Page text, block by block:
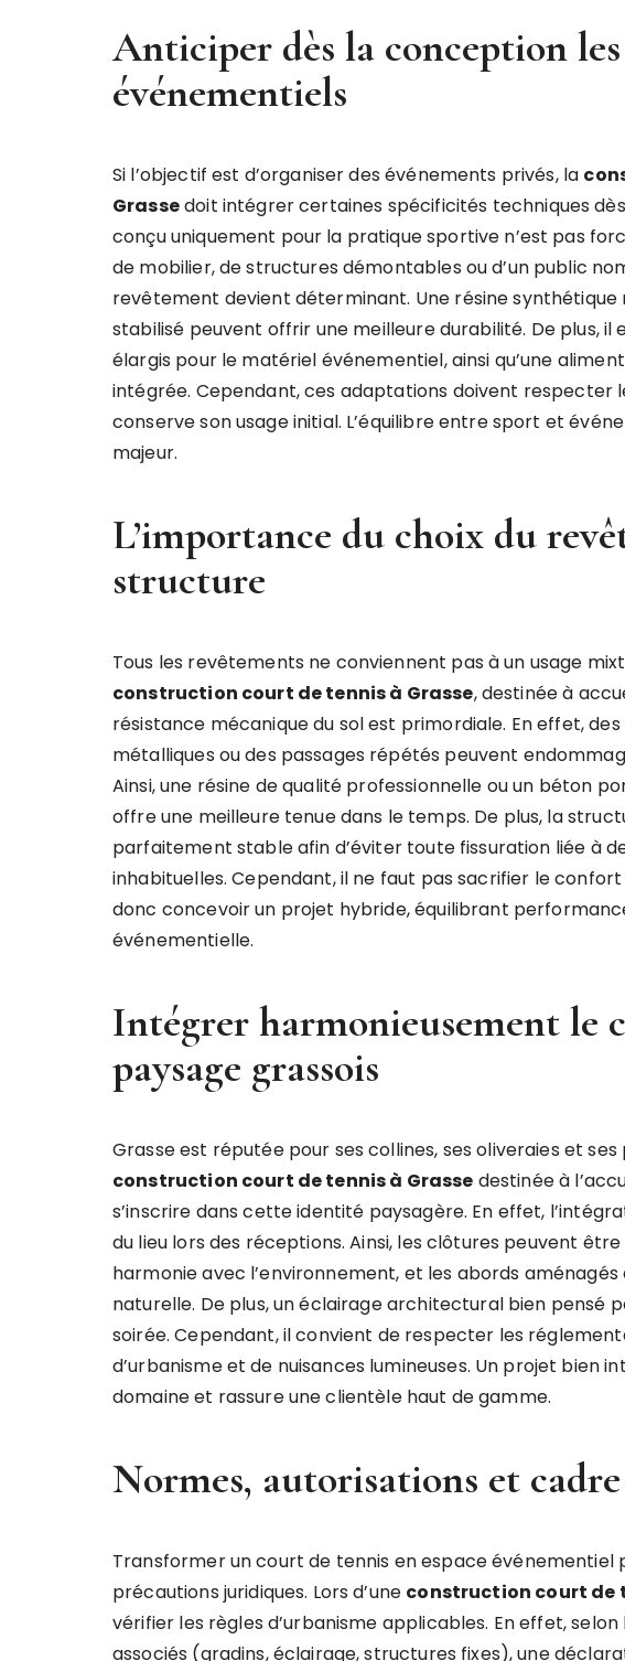
Anticiper dès la conception les
événementiels
Si l’objectif est d’organiser des événements privés, la
Grassedoit intégrer certaines spécificités techniques dès
conçu uniquement pour la pratique sportive n’est pas
de mobilier, de structures démontables ou d’un public
revêtement devient déterminant. Une résine
stabilisé peuvent offrir une meilleure durabilité. De plus, il
élargis pour le matériel événementiel, ainsi qu’une
intégrée. Cependant, ces adaptations doivent respecter
conserve son usage initial. L’équilibre entre sport et
majeur.
L’importance du choix du
structure
Tous les revêtements ne conviennent pas à un usage
construction court de tennis à Grasse, destinée à
résistance mécanique du sol est primordiale. En effet,
métalliques ou des passages répétés peuvent
Ainsi, une résine de qualité professionnelle ou un béton
offre une meilleure tenue dans le temps. De plus, la
parfaitement stable afin d’éviter toute fissuration liée à
inhabituelles. Cependant, il ne faut pas sacrifier le
donc concevoir un projet hybride, équilibrant
événementielle.
Intégrer harmonieusement le
paysage grassois
Grasse est réputée pour ses collines, ses oliveraies et
construction court de tennis à Grasse destinée à
s’inscrire dans cette identité paysagère. En effet,
du lieu lors des réceptions. Ainsi, les clôtures peuvent
harmonie avec l’environnement, et les abords
naturelle. De plus, un éclairage architectural bien pensé
soirée. Cependant, il convient de respecter les
d’urbanisme et de nuisances lumineuses. Un projet bien
domaine et rassure une clientèle haut de gamme.
Normes, autorisations et
Transformer un court de tennis en espace événementiel
précautions juridiques. Lors d’une construction court de
vérifier les règles d’urbanisme applicables. En effet,
associés (gradins, éclairage, structures fixes), une